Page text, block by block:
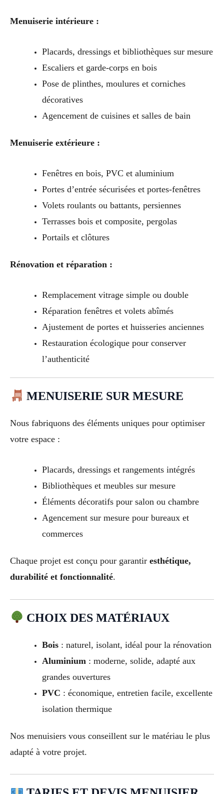
Menuiserie intérieure :
Placards, dressings et bibliothèques sur mesure
Escaliers et garde-corps en bois
Pose de plinthes, moulures et corniches
décoratives
Agencement de cuisines et salles de bain
Menuiserie extérieure :
Fenêtres en bois, PVC et aluminium
Portes d’entrée sécurisées et portes-fenêtres
Volets roulants ou battants, persiennes
Terrasses bois et composite, pergolas
Portails et clôtures
Rénovation et réparation :
Remplacement vitrage simple ou double
Réparation fenêtres et volets abîmés
Ajustement de portes et huisseries anciennes
Restauration écologique pour conserver
l’authenticité
MENUISERIE SUR MESURE
Nous fabriquons des éléments uniques pour optimiser
votre espace :
Placards, dressings et rangements intégrés
Bibliothèques et meubles sur mesure
Éléments décoratifs pour salon ou chambre
Agencement sur mesure pour bureaux et
commerces
Chaque projet est conçu pour garantir esthétique,
durabilité et fonctionnalité.
CHOIX DES MATÉRIAUX
Bois: naturel, isolant, idéal pour la rénovation
Aluminium : moderne, solide, adapté aux
grandes ouvertures
PVC : économique, entretien facile, excellente
isolation thermique
Nos menuisiers vous conseillent sur le matériau le plus
adapté à votre projet.